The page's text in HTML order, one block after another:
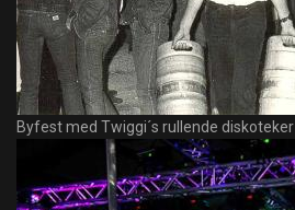
Byfest med Twiggi´s rullende diskoteker